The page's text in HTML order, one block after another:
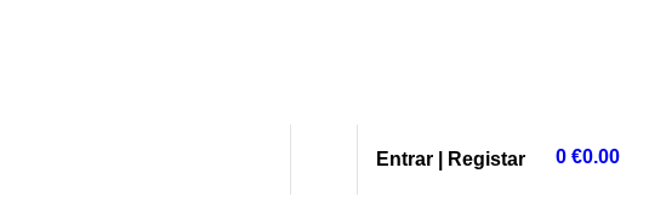
Entrar | Registar 0 €0.00